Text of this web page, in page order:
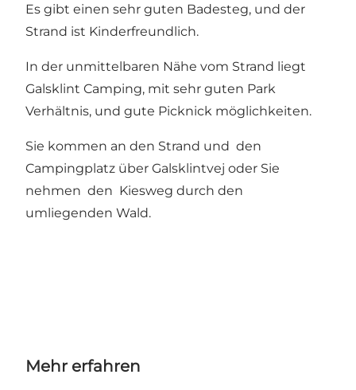
Es gibt einen sehr guten Badesteg, und der
Strand ist Kinderfreundlich.
In der unmittelbaren Nähe vom Strand liegt
Galsklint Camping, mit sehr guten Park
Verhältnis, und gute Picknick möglichkeiten.
Sie kommen an den Strand und den
Campingplatz über Galsklintvej oder Sie
nehmen den Kiesweg durch den
umliegenden Wald.
Mehr erfahren